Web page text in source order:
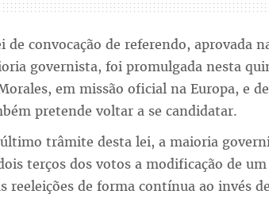
de convocação de referendo, aprovada
governista, foi promulgada nesta
em missão oficial na Europa, e
pretende voltar a se candidatar.
trâmite desta lei, a maioria
terços dos votos a modificação de
reeleições de forma contínua ao invés